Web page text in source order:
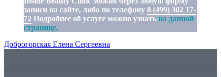
записи на сайте, либо по телефону 8 (499) 302 17-
72 Подробнее об услуге можно узнать на данной
странице.
Доброгорская Елена Сергеевна